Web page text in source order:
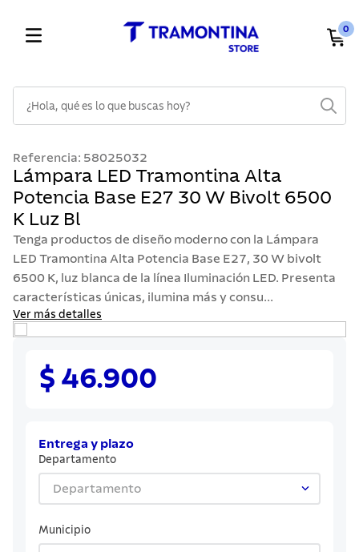
0
Referencia: 58025032
Lámpara LED Tramontina Alta
Potencia Base E27 30 W Bivolt 6500
K Luz Bl
Tenga productos de diseño moderno con la Lámpara
LED Tramontina Alta Potencia Base E27, 30 W bivolt
6500 K, luz blanca de la línea Iluminación LED. Presenta
características únicas, ilumina más y consu...
Ver más detalles
$ 46.900
Entrega y plazo
Departamento
Departamento
Municipio
1 .
cuchillos
2.
cubiertos
3.
sarten
4.
lavaplatos
5.
ollas
acero inoxidable
7.
sartenes
cuchillo